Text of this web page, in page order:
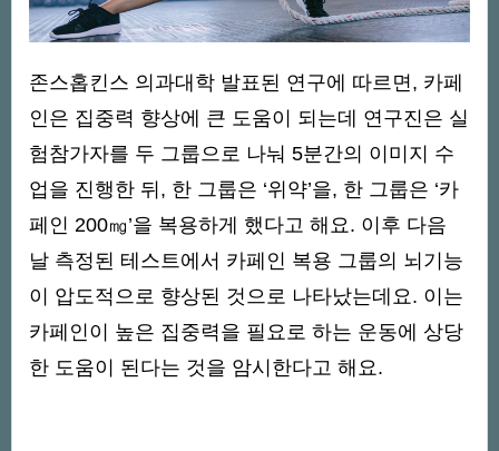
존스홉킨스 의과대학 발표된 연구에 따르면, 카페
인은 집중력 향상에 큰 도움이 되는데 연구진은 실
험참가자를 두 그룹으로 나눠 5분간의 이미지 수
업을 진행한 뒤, 한 그룹은 ‘위약’을, 한 그룹은 ‘카
페인 200㎎’을 복용하게 했다고 해요. 이후 다음
날 측정된 테스트에서 카페인 복용 그룹의 뇌기능
이 압도적으로 향상된 것으로 나타났는데요. 이는
카페인이 높은 집중력을 필요로 하는 운동에 상당
한 도움이 된다는 것을 암시한다고 해요.